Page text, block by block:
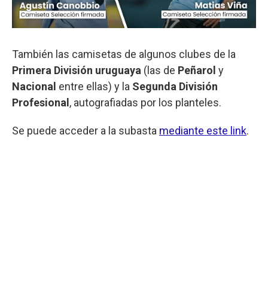
También las camisetas de algunos clubes de la
Primera División uruguaya (las de Peñarol y
Nacional entre ellas) y la Segunda División
Profesional , autografiadas por los planteles.
Se puede acceder a la subasta mediante este link.